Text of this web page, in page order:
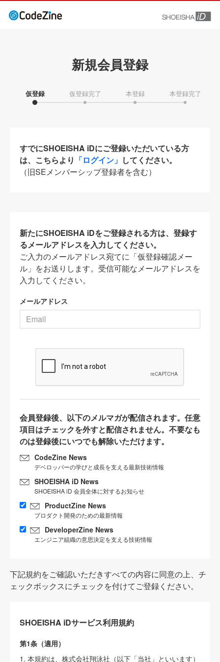
新規会員登録
仮登録 仮登録完了 本登録 本登録完了
すでにSHOEISHA iDにご登録いただいている方
は、こちらより 「ログイン」 してください。
（旧SEメンバーシップ登録者を含む）
新たにSHOEISHA iDをご登録される方は、登録す
るメールアドレスを入力してください。
ご入力のメールアドレス宛てに「仮登録確認メー
ル」をお送りします。受信可能なメールアドレスを
入力してください。
メールアドレス
会員登録後、以下のメルマガが配信されます。任意
項目はチェックを外すと配信されません。不要なも
のは登録後にいつでも解除いただけます。
CodeZine News
デベロッパーの学びと成長を支える最新技術情報
SHOEISHA iD News
SHOEISHA iD 会員全体に対するお知らせ
ProductZine News
プロダクト開発のための最新情報
DeveloperZine News
エンジニア組織の意思決定を支える技術情報
下記規約をご確認いただきすべての内容に同意の上、チ
ェックボックスにチェックを付けてご登録ください。
SHOEISHA iDサービス利用規約
第1条（適用）
1. 本規約は、株式会社翔泳社（以下「当社」といいます）